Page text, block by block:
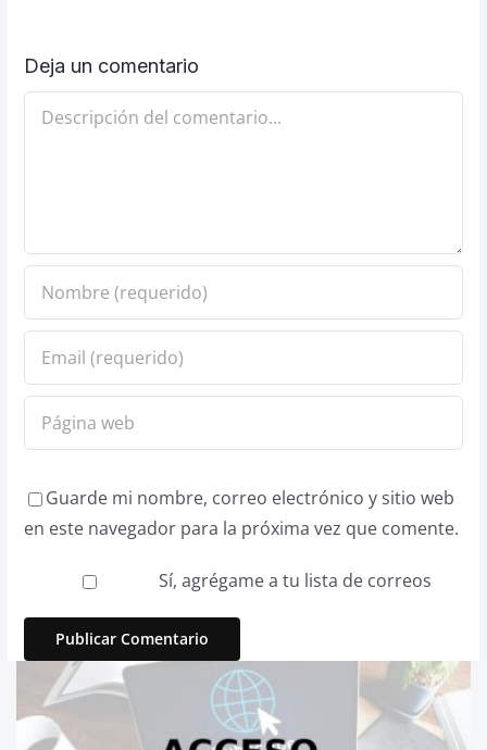
Deja un comentario
Comentario
Guarde mi nombre, correo electrónico y sitio web
en este navegador para la próxima vez que comente.
Sí, agrégame a tu lista de correos